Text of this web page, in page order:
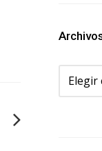
Archivos